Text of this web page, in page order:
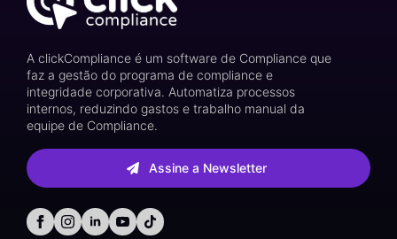
A clickCompliance é um software de Compliance que
faz a gestão do programa de compliance e
integridade corporativa. Automatiza processos
internos, reduzindo gastos e trabalho manual da
equipe de Compliance.
Assine a Newsletter